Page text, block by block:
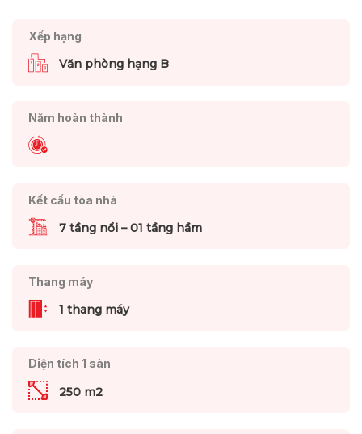
Xếp hạng
Văn phòng hạng B
Năm hoàn thành
Kết cấu tòa nhà
7 tầng nổi – 01 tầng hầm
Thang máy
1 thang máy
Diện tích 1 sàn
250 m2